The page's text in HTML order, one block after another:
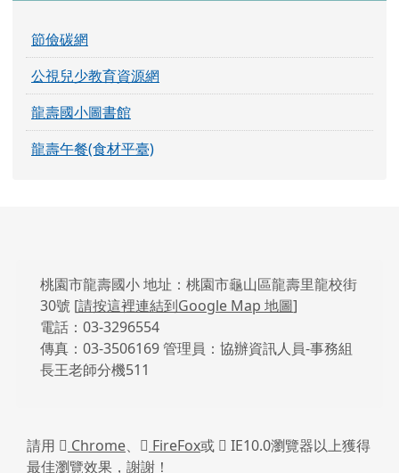
電話：03-3296554
傳真：03-3506169 管理員：協辦資訊人員-事務組
長王老師分機511